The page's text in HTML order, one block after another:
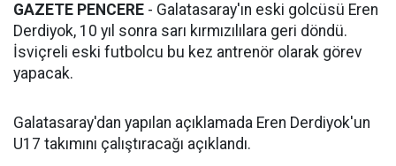
GAZETE PENCERE - Galatasaray'ın eski golcüsü Eren
Derdiyok, 10 yıl sonra sarı kırmızılılara geri döndü.
İsviçreli eski futbolcu bu kez antrenör olarak görev
yapacak.
Galatasaray'dan yapılan açıklamada Eren Derdiyok'un
U17 takımını çalıştıracağı açıklandı.